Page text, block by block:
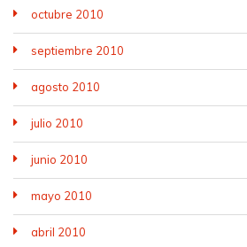
octubre 2010
septiembre 2010
agosto 2010
julio 2010
junio 2010
mayo 2010
abril 2010